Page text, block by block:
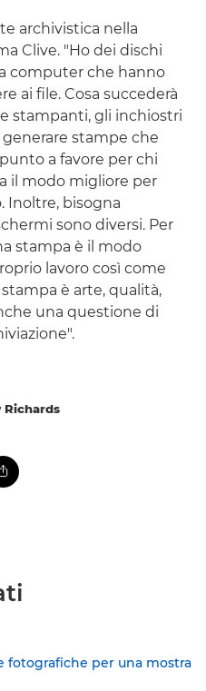
archivistica nella
Clive. "Ho dei dischi
computer che hanno
ai file. Cosa succederà
stampanti, gli inchiostri
stampe che
a favore per chi
il modo migliore per
Inoltre, bisogna
sono diversi. Per
stampa è il modo
lavoro così come
è arte, qualità,
una questione di
Richards